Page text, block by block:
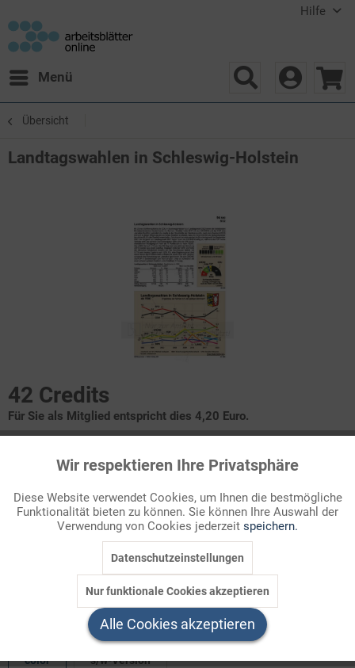
Hilfe
Menü
Übersicht
Landtagswahlen in Schleswig-Holstein
42 Credits
Für Sie als Mitglied entspricht dies 4,20 Euro.
In Schleswig-Holstein hätte es der CDU unter Daniel Günther bei
den Wahlen 2022 fast zur Mehrheit im Landtag gereicht. Dafür
kam es zur Regierungsbildung mit den ebenfalls erfolgreichen
GRÜNEN. Die Ergebnisse der Landtagswahlen seit 1992 im
Welchen Download brauchen Sie?
color s/w-Version
Funktionale Aktiv
Marketing Inaktiv
Inaktiv
Wir respektieren Ihre Privatsphäre
Diese Website verwendet Cookies, um Ihnen die bestmögliche
Funktionalität bieten zu können. Sie können Ihre Auswahl der
Verwendung von Cookies jederzeit speichern.
Datenschutzeinstellungen
Nur funktionale Cookies akzeptieren
Alle Cookies akzeptieren